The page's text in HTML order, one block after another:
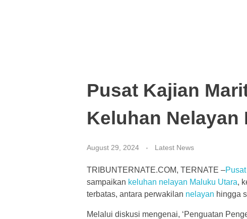
Pusat Kajian
Keluhan Nelayan
August 29, 2024 Latest News
TRIBUNTERNATE.COM, TERNATE –
sampaikan keluhan nelayan Maluku Utara,
terbatas, antara perwakilan nelayan hingga
Melalui diskusi mengenai, ‘Penguatan